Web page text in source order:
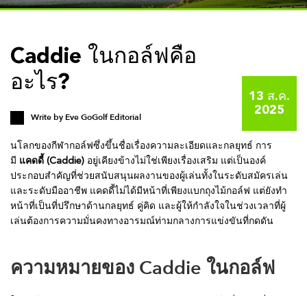
Caddie ในกอล์ฟคือ
อะไร?
13 ส.ค.
2025
Write by Eve GoGolf Editorial
นโลกของกีฬากอล์ฟซึ่งขึ้นชื่อเรื่องความละเอียดและกลยุทธ์ การ
มี แคดดี้ (Caddie) อยู่เคียงข้างไม่ใช่เพียงเรื่องเสริม แต่เป็นองค์
ประกอบสำคัญที่ช่วยสนับสนุนผลงานของผู้เล่นทั้งในระดับสมัครเล่น
และระดับมืออาชีพ แคดดี้ไม่ได้มีหน้าที่เพียงแบกถุงไม้กอล์ฟ แต่ยังทำ
หน้าที่เป็นที่ปรึกษาด้านกลยุทธ์ คู่คิด และผู้ให้กำลังใจในช่วงเวลาที่ผู้
เล่นต้องการความมั่นคงทางอารมณ์ท่ามกลางการแข่งขันที่กดดัน
ความหมายของ Caddie ในกอล์ฟ